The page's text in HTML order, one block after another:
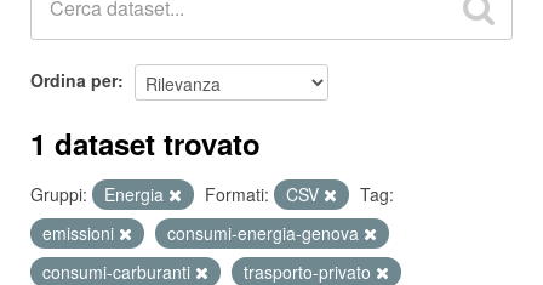
Ordina per
1 dataset trovato
Gruppi: Energia Formati: CSV
Tag:
emissioni
consumi-energia-genova
consumi-carburanti
trasporto-privato